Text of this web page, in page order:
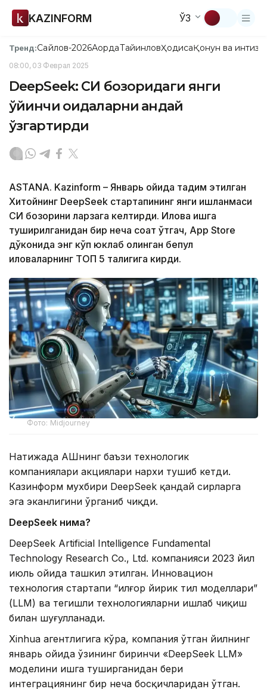
KAZINFORM ЎЗ
Тренд:Сайлов-2026АқордаТайинловҲодисаҚонун ва
08:00, 03 Феврал 2025
DeepSeek: СИ бозоридаги янги
ўйинчи қоидаларни қандай
ўзгартирди
ASTANA. Kazinform – Январь ойида тақдим этилган
Хитойнинг DeepSeek стартапининг янги ишланмаси
СИ бозорини ларзага келтирди. Илова ишга
туширилганидан бир неча соат ўтгач, App Store
дўконида энг кўп юклаб олинган бепул
иловаларнинг ТОП 5 талигига кирди.
Фото: Midjourney
Натижада АҚШнинг баъзи технологик
компаниялари акциялари нархи тушиб кетди.
Казинформ мухбири DeepSeek қандай сирларга
эга эканлигини ўрганиб чиқди.
DeepSeek нима?
DeepSeek Artificial Intelligence Fundamental
Technology Research Co., Ltd. компанияси 2023 йил
июль ойида ташкил этилган. Инновацион
технология стартапи “илғор йирик тил моделлари”
(LLM) ва тегишли технологияларни ишлаб чиқиш
билан шуғулланади.
Xinhua агентлигига кўра, компания ўтган йилнинг
январь ойида ўзининг биринчи «DeepSeek LLM»
моделини ишга туширганидан бери
интеграциянинг бир неча босқичларидан ўтган.